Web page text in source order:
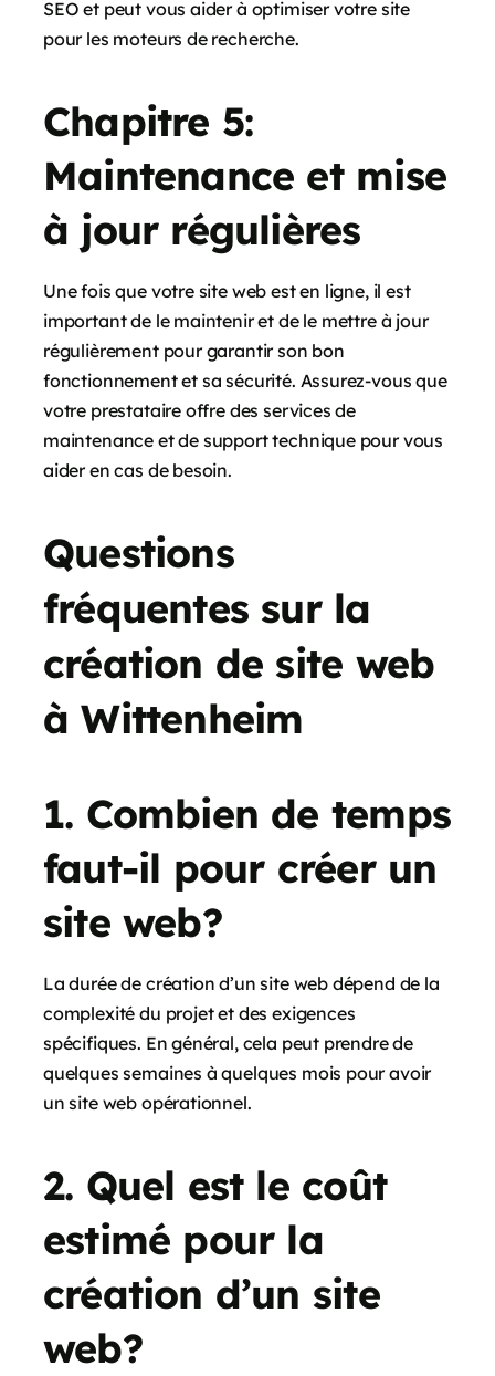
SEO et peut vous aider à optimiser votre site
pour les moteurs de recherche.
Chapitre 5:
Maintenance et mise
à jour régulières
Une fois que votre site web est en ligne, il est
important de le maintenir et de le mettre à jour
régulièrement pour garantir son bon
fonctionnement et sa sécurité. Assurez-vous que
votre prestataire offre des services de
maintenance et de support technique pour vous
aider en cas de besoin.
Questions
fréquentes sur la
création de site web
à Wittenheim
1. Combien de temps
faut-il pour créer un
site web?
La durée de création d’un site web dépend de la
complexité du projet et des exigences
spécifiques. En général, cela peut prendre de
quelques semaines à quelques mois pour avoir
un site web opérationnel.
2. Quel est le coût
estimé pour la
création d’un site
web?